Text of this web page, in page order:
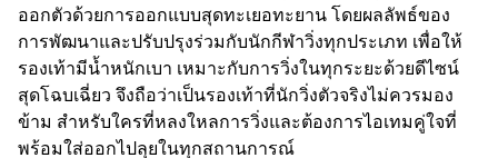
ออกตัวด้วยการออกแบบสุดทะเยอทะยาน โดยผลลัพธ์ของ
การพัฒนาและปรับปรุงร่วมกับนักกีฬาวิ่งทุกประเภท เพื่อให้
รองเท้ามีน้ำหนักเบา เหมาะกับการวิ่งในทุกระยะด้วยดีไซน์
สุดโฉบเฉี่ยว จึงถือว่าเป็นรองเท้าที่นักวิ่งตัวจริงไม่ควรมอง
ข้าม สำหรับใครที่หลงใหลการวิ่งและต้องการไอเทมคู่ใจที่
พร้อมใส่ออกไปลุยในทุกสถานการณ์